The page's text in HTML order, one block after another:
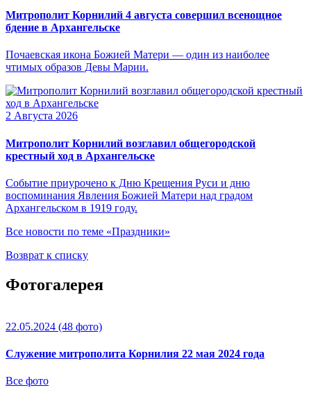
Митрополит Корнилий 4 августа совершил всенощное
бдение в Архангельске
Почаевская икона Божией Матери — один из наиболее
чтимых образов Девы Марии.
2 Августа 2026
Митрополит Корнилий возглавил общегородской
крестный ход в Архангельске
Событие приурочено к Дню Крещения Руси и дню
воспоминания Явления Божией Матери над градом
Архангельском в 1919 году.
Все новости по теме «Праздники»
Возврат к списку
Фотогалерея
22.05.2024 (48 фото)
Служение митрополита Корнилия 22 мая 2024 года
Все фото